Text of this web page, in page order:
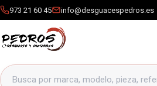
973 21 60 45 info@desguacespedros.es
Buscar productos